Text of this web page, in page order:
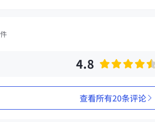
4.8
查看所有20条评论